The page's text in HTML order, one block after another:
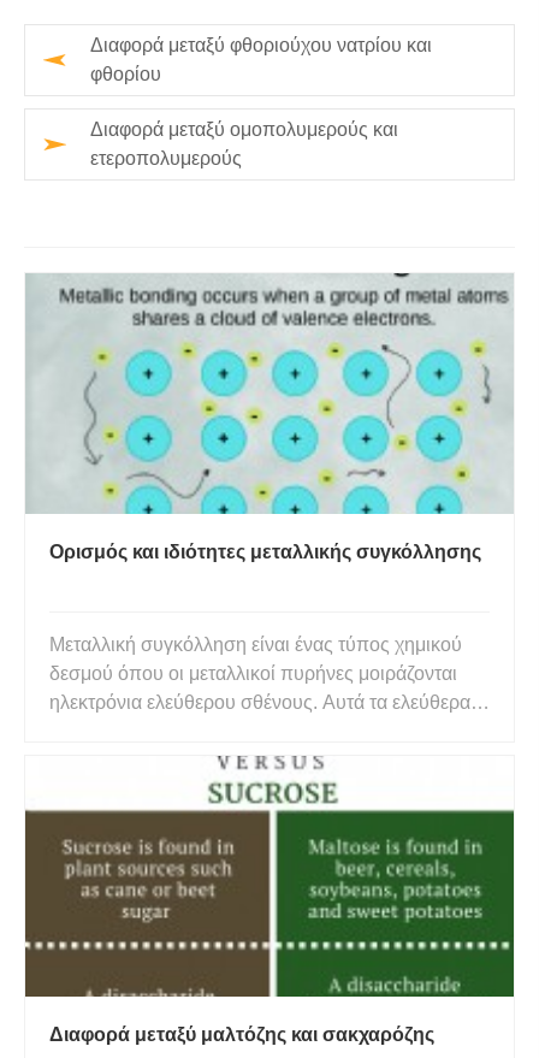
Διαφορά μεταξύ φθοριούχου νατρίου και
φθορίου
Διαφορά μεταξύ ομοπολυμερούς και
ετεροπολυμερούς
Ορισμός και ιδιότητες μεταλλικής συγκόλλησης
Μεταλλική συγκόλληση είναι ένας τύπος χημικού
δεσμού όπου οι μεταλλικοί πυρήνες μοιράζονται
ηλεκτρόνια ελεύθερου σθένους. Αυτά τα ελεύθερα
δεν περιορίζονται (τοποθετούνται) σε ένα άτομο.
Αντίθετα, τα ηλεκτρόνια σθένους μοιράζονται μεταξύ
δύο ατόμων σε έ
Διαφορά μεταξύ μαλτόζης και σακχαρόζης